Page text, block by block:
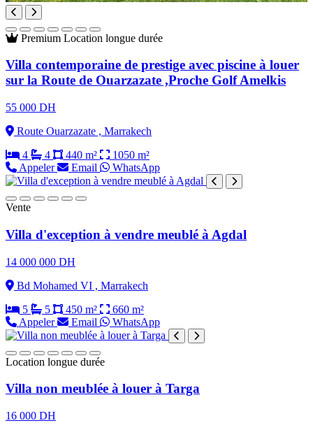
Premium Location longue durée
Villa contemporaine de prestige avec piscine à louer
sur la Route de Ouarzazate ,Proche Golf Amelkis
55 000 DH
Route Ouarzazate , Marrakech
4
4 440 m²
1050 m²
Appeler
Email WhatsApp
Vente
Villa d'exception à vendre meublé à Agdal
14 000 000 DH
Bd Mohamed VI , Marrakech
5
5 450 m²
660 m²
Appeler
Email WhatsApp
Location longue durée
Villa non meublée à louer à Targa
16 000 DH